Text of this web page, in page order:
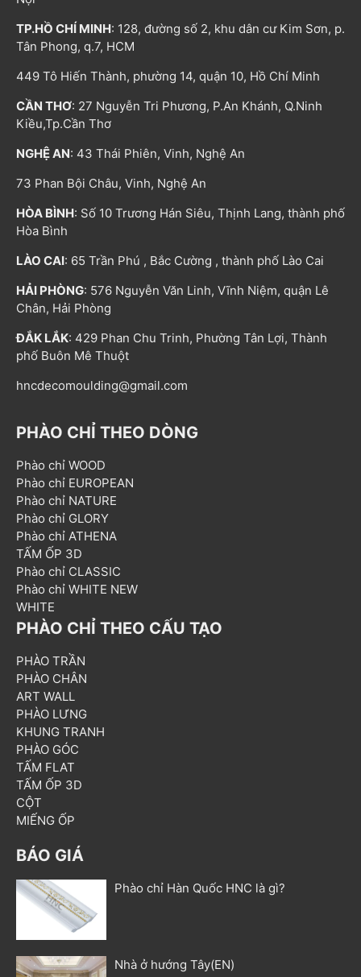
TP.HỒ CHÍ MINH: 128, đường số 2, khu dân cư Kim Sơn, p.
Tân Phong, q.7, HCM
449 Tô Hiến Thành, phường 14, quận 10, Hồ Chí Minh
CẦN THƠ: 27 Nguyễn Tri Phương, P.An Khánh, Q.Ninh
Kiều,Tp.Cần Thơ
NGHỆ AN: 43 Thái Phiên, Vinh, Nghệ An
73 Phan Bội Châu, Vinh, Nghệ An
HÒA BÌNH: Số 10 Trương Hán Siêu, Thịnh Lang, thành phố
Hòa Bình
LÀO CAI: 65 Trần Phú , Bắc Cường , thành phố Lào Cai
HẢI PHÒNG: 576 Nguyễn Văn Linh, Vĩnh Niệm, quận Lê
Chân, Hải Phòng
ĐẮK LẮK: 429 Phan Chu Trinh, Phường Tân Lợi, Thành
phố Buôn Mê Thuột
hncdecomoulding@gmail.com
PHÀO CHỈ THEO DÒNG
Phào chỉ WOOD
Phào chỉ EUROPEAN
Phào chỉ NATURE
Phào chỉ GLORY
Phào chỉ ATHENA
TẤM ỐP 3D
Phào chỉ CLASSIC
Phào chỉ WHITE NEW
WHITE
PHÀO CHỈ THEO CẤU TẠO
PHÀO TRẦN
PHÀO CHÂN
ART WALL
PHÀO LƯNG
KHUNG TRANH
PHÀO GÓC
TẤM FLAT
TẤM ỐP 3D
CỘT
MIẾNG ỐP
BÁO GIÁ
Phào chỉ Hàn Quốc HNC là gì?
Nhà ở hướng Tây(EN)